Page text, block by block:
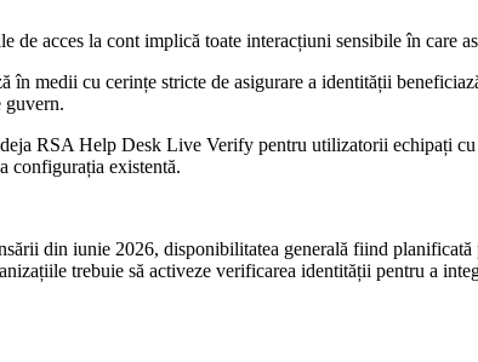
acces la cont implică toate interacțiuni sensibile în care
în medii cu cerințe stricte de asigurare a identității
guvern.
RSA Help Desk Live Verify pentru utilizatorii echipați cu
configurația existentă.
din iunie 2026, disponibilitatea generală fiind
trebuie să activeze verificarea identității pentru a